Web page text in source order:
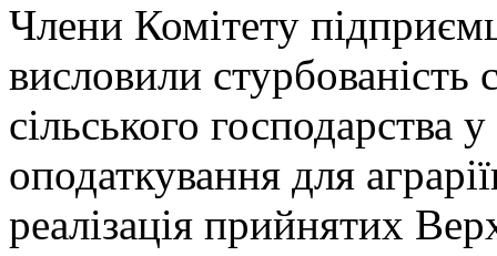
Члени Комітету
висловили стурбованість
сільського господарства
оподаткування для
реалізація прийнятих